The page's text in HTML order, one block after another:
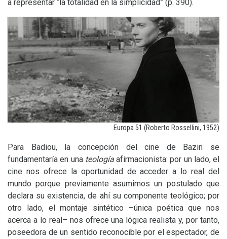
a representar “la totalidad en la simplicidad” (p. 390).
Europa 51 (Roberto Rossellini, 1952)
Para Badiou, la concepción del cine de Bazin se
fundamentaría en una teologíaafirmacionista: por un lado, el
cine nos ofrece la oportunidad de acceder a lo real del
mundo porque previamente asumimos un postulado que
declara su existencia, de ahí su componente teológico; por
otro lado, el montaje sintético –única poética que nos
acerca a lo real– nos ofrece una lógica realista y, por tanto,
poseedora de un sentido reconocible por el espectador, de